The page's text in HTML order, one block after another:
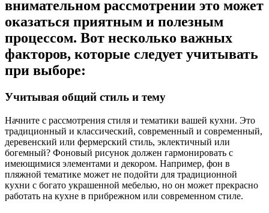
внимательном рассмотрении это может
оказаться приятным и полезным
процессом. Вот несколько важных
факторов, которые следует учитывать
при выборе:
Учитывая общий стиль и тему
Начните с рассмотрения стиля и тематики вашей кухни. Это
традиционный и классический, современный и современный,
деревенский или фермерский стиль, эклектичный или
богемный? Фоновый рисунок должен гармонировать с
имеющимися элементами и декором. Например, фон в
пляжной тематике может не подойти для традиционной
кухни с богато украшенной мебелью, но он может прекрасно
работать на кухне в прибрежном или современном стиле.